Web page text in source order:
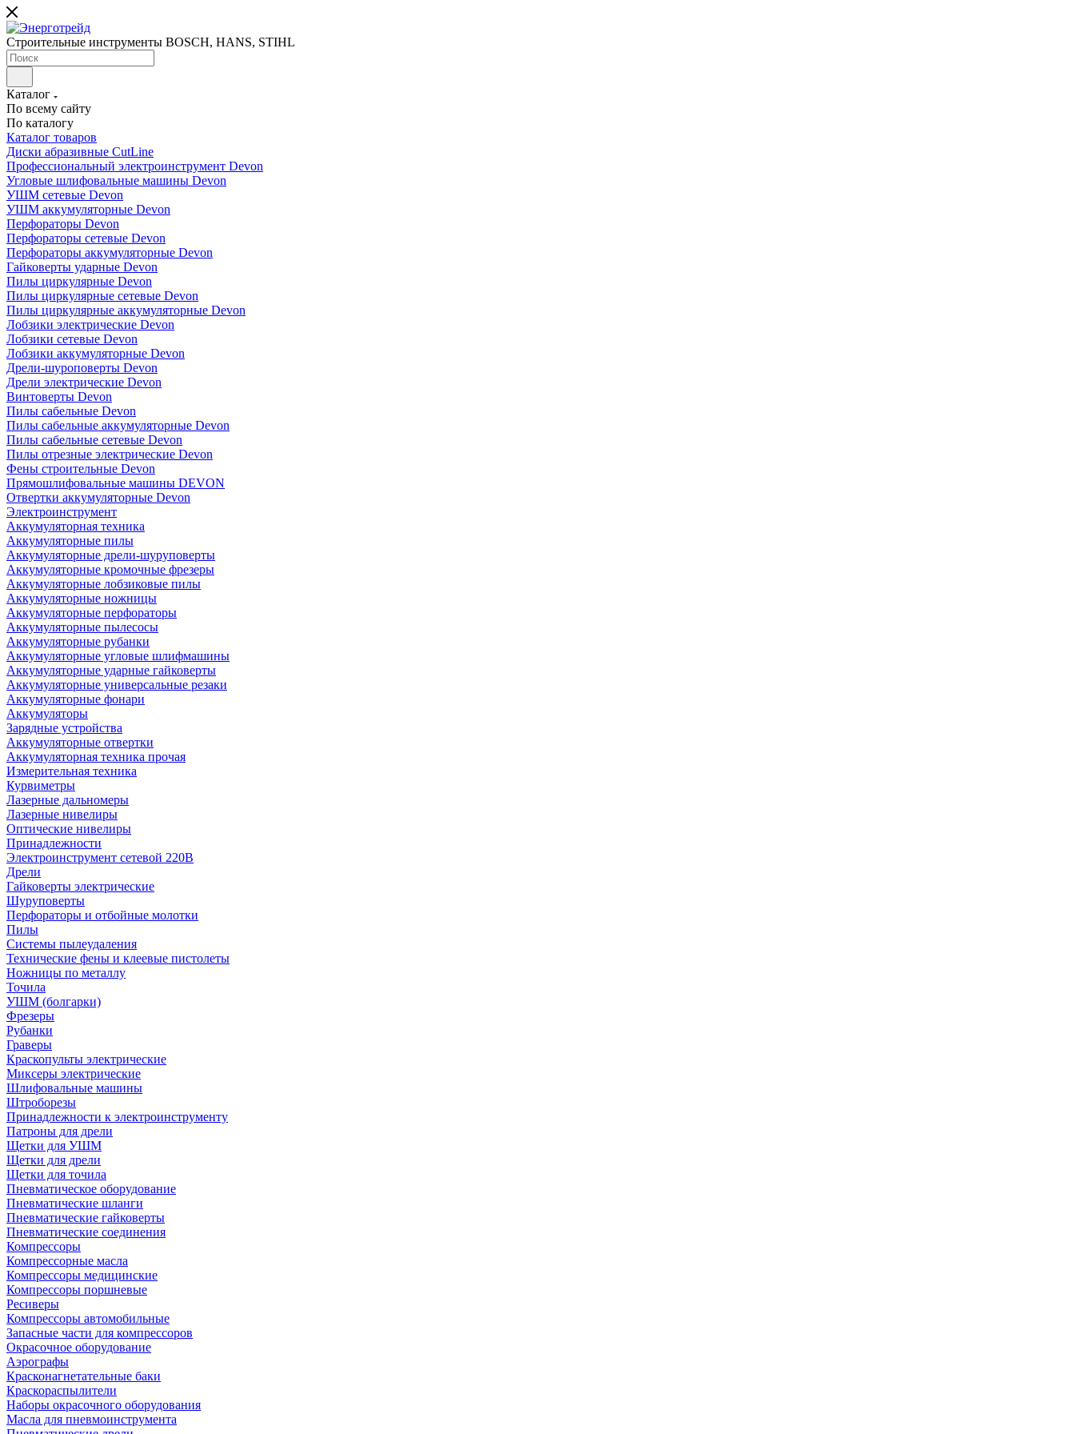
Строительные инструменты BOSCH, HANS, STIHL
Каталог
По всему сайту
По каталогу
Каталог товаров
Диски абразивные CutLine
Профессиональный электроинструмент Devon
Угловые шлифовальные машины Devon
УШМ сетевые Devon
УШМ аккумуляторные Devon
Перфораторы Devon
Перфораторы сетевые Devon
Перфораторы аккумуляторные Devon
Гайковерты ударные Devon
Пилы циркулярные Devon
Пилы циркулярные сетевые Devon
Пилы циркулярные аккумуляторные Devon
Лобзики электрические Devon
Лобзики сетевые Devon
Лобзики аккумуляторные Devon
Дрели-шуроповерты Devon
Дрели электрические Devon
Винтоверты Devon
Пилы сабельные Devon
Пилы сабельные аккумуляторные Devon
Пилы сабельные сетевые Devon
Пилы отрезные электрические Devon
Фены строительные Devon
Прямошлифовальные машины DEVON
Отвертки аккумуляторные Devon
Электроинструмент
Аккумуляторная техника
Аккумуляторные пилы
Аккумуляторные дрели-шуруповерты
Аккумуляторные кромочные фрезеры
Аккумуляторные лобзиковые пилы
Аккумуляторные ножницы
Аккумуляторные перфораторы
Аккумуляторные пылесосы
Аккумуляторные рубанки
Аккумуляторные угловые шлифмашины
Аккумуляторные ударные гайковерты
Аккумуляторные универсальные резаки
Аккумуляторные фонари
Аккумуляторы
Зарядные устройства
Аккумуляторные отвертки
Аккумуляторная техника прочая
Измерительная техника
Курвиметры
Лазерные дальномеры
Лазерные нивелиры
Оптические нивелиры
Принадлежности
Электроинструмент сетевой 220В
Дрели
Гайковерты электрические
Шуруповерты
Перфораторы и отбойные молотки
Пилы
Системы пылеудаления
Технические фены и клеевые пистолеты
Ножницы по металлу
Точила
УШМ (болгарки)
Фрезеры
Рубанки
Граверы
Краскопульты электрические
Миксеры электрические
Шлифовальные машины
Штроборезы
Принадлежности к электроинструменту
Патроны для дрели
Щетки для УШМ
Щетки для дрели
Щетки для точила
Пневматическое оборудование
Пневматические шланги
Пневматические гайковерты
Пневматические соединения
Компрессоры
Компрессорные масла
Компрессоры медицинские
Компрессоры поршневые
Ресиверы
Компрессоры автомобильные
Запасные части для компрессоров
Окрасочное оборудование
Аэрографы
Красконагнетательные баки
Краскораспылители
Наборы окрасочного оборудования
Масла для пневмоинструмента